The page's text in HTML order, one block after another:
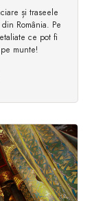
și traseele
România. Pe
ce pot fi
munte!